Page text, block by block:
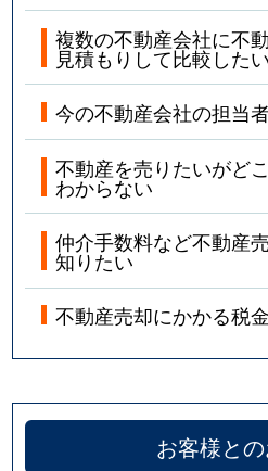
複数の不動産会社に不
見積もりして比較した
今の不動産会社の担当
不動産を売りたいがど
わからない
仲介手数料など不動産
知りたい
不動産売却にかかる税
お客様と